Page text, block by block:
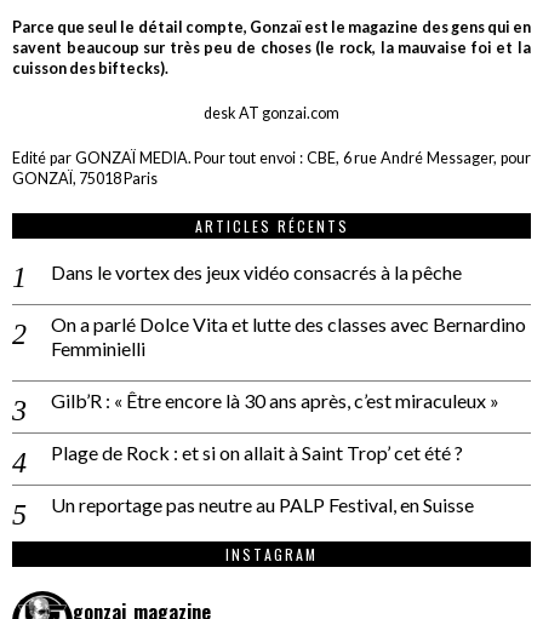
Parce que seul le détail compte, Gonzaï est le magazine des gens qui en
savent beaucoup sur très peu de choses (le rock, la mauvaise foi et la
cuisson des biftecks).
desk AT gonzai.com
Edité par GONZAÏ MEDIA. Pour tout envoi : CBE, 6 rue André Messager, pour
GONZAÏ, 75018 Paris
ARTICLES RÉCENTS
Dans le vortex des jeux vidéo consacrés à la pêche
On a parlé Dolce Vita et lutte des classes avec Bernardino
Femminielli
Gilb’R : « Être encore là 30 ans après, c’est miraculeux »
Plage de Rock : et si on allait à Saint Trop’ cet été ?
Un reportage pas neutre au PALP Festival, en Suisse
INSTAGRAM
gonzai_magazine